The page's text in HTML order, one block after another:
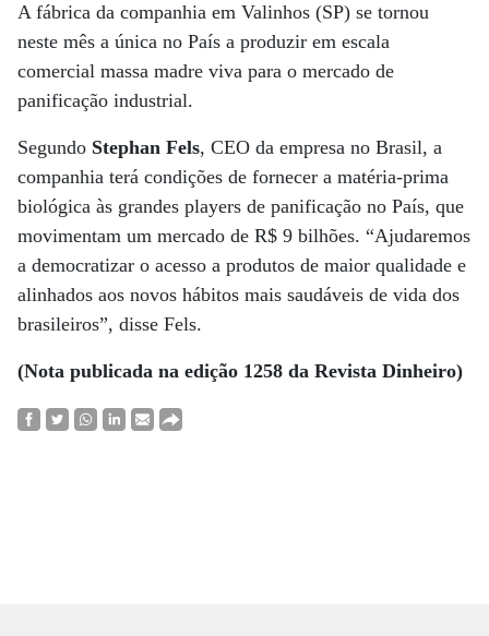
A fábrica da companhia em Valinhos (SP) se tornou
neste mês a única no País a produzir em escala
comercial massa madre viva para o mercado de
panificação industrial.
Segundo Stephan Fels, CEO da empresa no Brasil, a
companhia terá condições de fornecer a matéria-prima
biológica às grandes players de panificação no País, que
movimentam um mercado de R$ 9 bilhões. “Ajudaremos
a democratizar o acesso a produtos de maior qualidade e
alinhados aos novos hábitos mais saudáveis de vida dos
brasileiros”, disse Fels.
(Nota publicada na edição 1258 da Revista Dinheiro)